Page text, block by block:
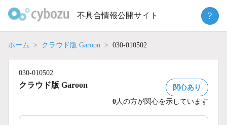
不具合情報公開サイト ?
ホーム クラウド版 Garoon 030-010502
030-010502
クラウド版 Garoon
関心あり
0 人の方が関心を示しています